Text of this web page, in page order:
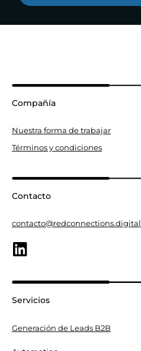
Compañía
Nuestra forma de trabajar
Términos y condiciones
Servicios
Generación de Leads B2B
Contacto
contacto@redconnections.digital